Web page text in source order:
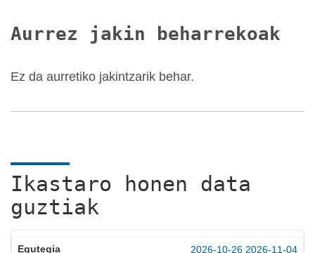
Aurrez jakin beharrekoak
Ez da aurretiko jakintzarik behar.
Ikastaro honen data
guztiak
2026-10-26 2026-11-04